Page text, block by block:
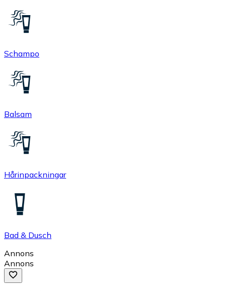
Schampo
Balsam
Hårinpackningar
Bad & Dusch
Annons
Annons